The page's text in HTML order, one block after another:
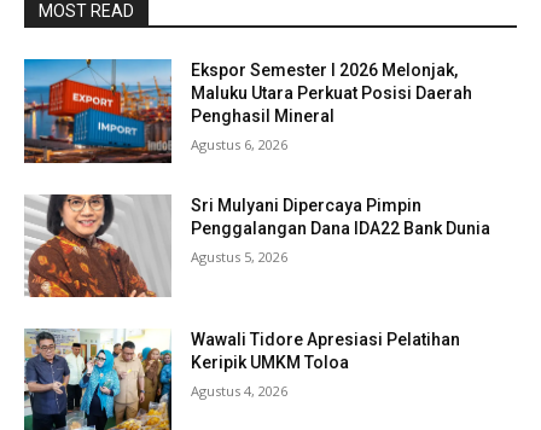
MOST READ
Ekspor Semester I 2026 Melonjak,
Maluku Utara Perkuat Posisi Daerah
Penghasil Mineral
Agustus 6, 2026
Sri Mulyani Dipercaya Pimpin
Penggalangan Dana IDA22 Bank Dunia
Agustus 5, 2026
Wawali Tidore Apresiasi Pelatihan
Keripik UMKM Toloa
Agustus 4, 2026